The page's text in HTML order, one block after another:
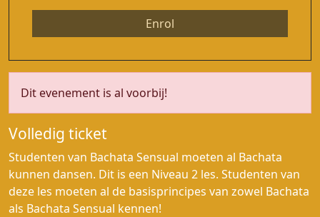
Enrol
Dit evenement is al voorbij!
Volledig ticket
Studenten van Bachata Sensual moeten al Bachata
kunnen dansen. Dit is een Niveau 2 les. Studenten van
deze les moeten al de basisprincipes van zowel Bachata
als Bachata Sensual kennen!